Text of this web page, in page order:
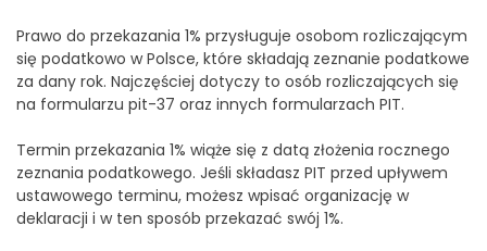
Prawo do przekazania 1% przysługuje osobom rozliczającym
się podatkowo w Polsce, które składają zeznanie podatkowe
za dany rok. Najczęściej dotyczy to osób rozliczających się
na formularzu pit-37 oraz innych formularzach PIT.
Termin przekazania 1% wiąże się z datą złożenia rocznego
zeznania podatkowego. Jeśli składasz PIT przed upływem
ustawowego terminu, możesz wpisać organizację w
deklaracji i w ten sposób przekazać swój 1%.